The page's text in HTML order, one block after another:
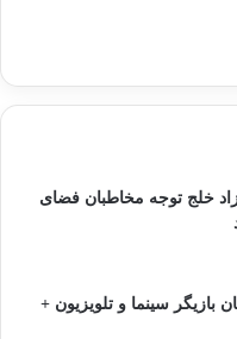
خلج توجه مخاطبان فضای
بازیگر سینما و تلویزیون +